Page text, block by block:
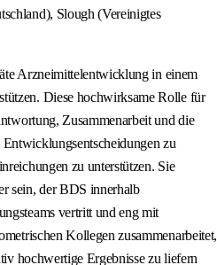
Slough (Vereinigtes
Arzneimittelentwicklung in einem
Diese hochwirksame Rolle für
Zusammenarbeit und die
zu
zu unterstützen. Sie
sein, der BDS innerhalb
vertritt und eng mit
Kollegen zusammenarbeitet,
hochwertige Ergebnisse zu liefern